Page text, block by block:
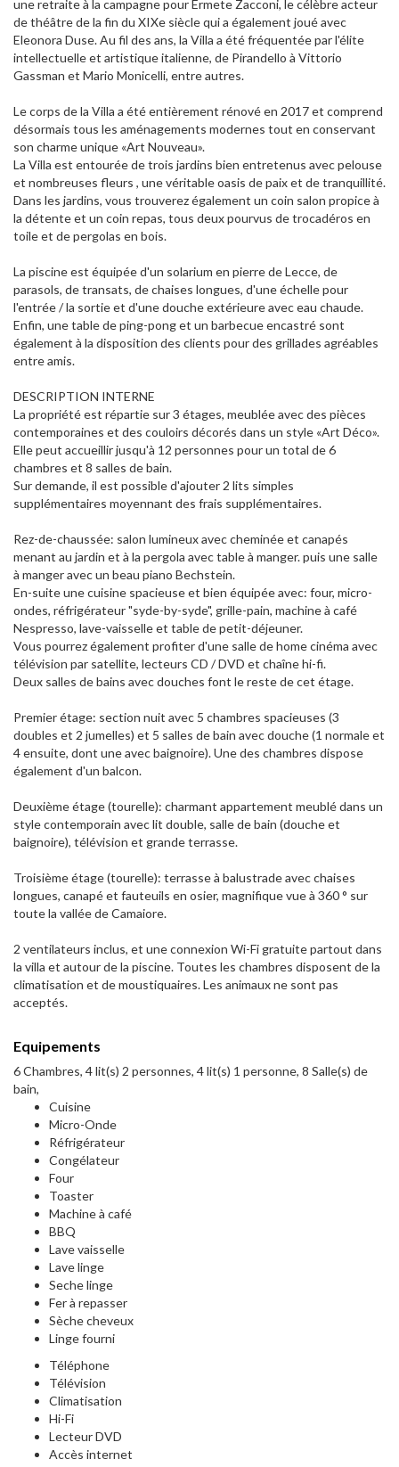
une retraite à la campagne pour Ermete Zacconi, le célèbre acteur
de théâtre de la fin du XIXe siècle qui a également joué avec
Eleonora Duse. Au fil des ans, la Villa a été fréquentée par l'élite
intellectuelle et artistique italienne, de Pirandello à Vittorio
Gassman et Mario Monicelli, entre autres.
Le corps de la Villa a été entièrement rénové en 2017 et comprend
désormais tous les aménagements modernes tout en conservant
son charme unique «Art Nouveau».
La Villa est entourée de trois jardins bien entretenus avec pelouse
et nombreuses fleurs , une véritable oasis de paix et de tranquillité.
Dans les jardins, vous trouverez également un coin salon propice à
la détente et un coin repas, tous deux pourvus de trocadéros en
toile et de pergolas en bois.
La piscine est équipée d'un solarium en pierre de Lecce, de
parasols, de transats, de chaises longues, d'une échelle pour
l'entrée / la sortie et d'une douche extérieure avec eau chaude.
Enfin, une table de ping-pong et un barbecue encastré sont
également à la disposition des clients pour des grillades agréables
entre amis.
DESCRIPTION INTERNE
La propriété est répartie sur 3 étages, meublée avec des pièces
contemporaines et des couloirs décorés dans un style «Art Déco».
Elle peut accueillir jusqu'à 12 personnes pour un total de 6
chambres et 8 salles de bain.
Sur demande, il est possible d'ajouter 2 lits simples
supplémentaires moyennant des frais supplémentaires.
Rez-de-chaussée: salon lumineux avec cheminée et canapés
menant au jardin et à la pergola avec table à manger. puis une salle
à manger avec un beau piano Bechstein.
En-suite une cuisine spacieuse et bien équipée avec: four, micro-
ondes, réfrigérateur "syde-by-syde", grille-pain, machine à café
Nespresso, lave-vaisselle et table de petit-déjeuner.
Vous pourrez également profiter d'une salle de home cinéma avec
télévision par satellite, lecteurs CD / DVD et chaîne hi-fi.
Deux salles de bains avec douches font le reste de cet étage.
Premier étage: section nuit avec 5 chambres spacieuses (3
doubles et 2 jumelles) et 5 salles de bain avec douche (1 normale et
4 ensuite, dont une avec baignoire). Une des chambres dispose
également d'un balcon.
Deuxième étage (tourelle): charmant appartement meublé dans un
style contemporain avec lit double, salle de bain (douche et
baignoire), télévision et grande terrasse.
Troisième étage (tourelle): terrasse à balustrade avec chaises
longues, canapé et fauteuils en osier, magnifique vue à 360 ° sur
toute la vallée de Camaiore.
2 ventilateurs inclus, et une connexion Wi-Fi gratuite partout dans
la villa et autour de la piscine. Toutes les chambres disposent de la
climatisation et de moustiquaires. Les animaux ne sont pas
acceptés.
Equipements
6 Chambres, 4 lit(s) 2 personnes, 4 lit(s) 1 personne, 8 Salle(s) de
bain,
Cuisine
Micro-Onde
Réfrigérateur
Congélateur
Four
Toaster
Machine à café
BBQ
Lave vaisselle
Lave linge
Seche linge
Fer à repasser
Sèche cheveux
Linge fourni
Téléphone
Télévision
Climatisation
Hi-Fi
Lecteur DVD
Accès internet